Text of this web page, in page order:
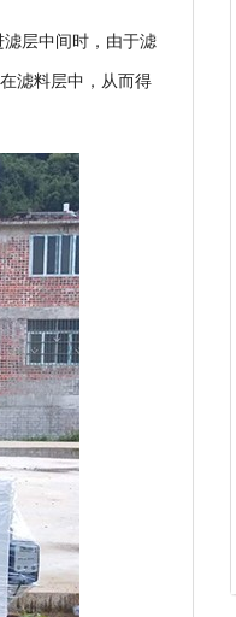
层中间时，由于滤
滤料层中，从而得